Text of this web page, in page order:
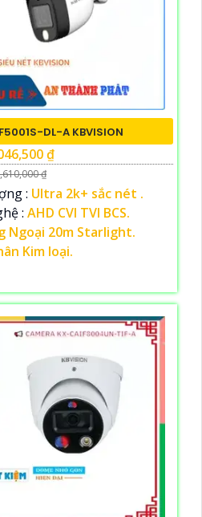
DL-A KBVISION
₫
₫
: Ultra 2k+ sắc nét .
: AHD CVI TVI BCS.
Ngoại 20m Starlight.
Kim loại.